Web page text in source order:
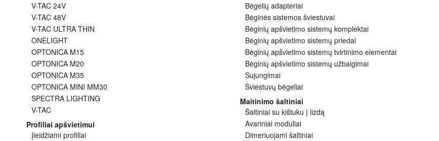
V-TAC 24V
V-TAC 48V
V-TAC ULTRA THIN
ONELIGHT
OPTONICA M15
OPTONICA M20
OPTONICA M35
OPTONICA MINI MM30
SPECTRA LIGHTING
V-TAC
Profiliai apšvietimui
Įleidžiami profiliai
Bėgelių adapteriai
Bėginės sistemos šviestuvai
Bėginių apšvietimo sistemų komplektai
Bėginių apšvietimo sistemų priedai
Bėginių apšvietimo sistemų tvirtinimo elementai
Bėginių apšvietimo sistemų užbaigimai
Sujungimai
Šviestuvų bėgeliai
Maitinimo šaltiniai
Šaltiniai su kištuku į lizdą
Avariniai moduliai
Dimeriuojami šaltiniai